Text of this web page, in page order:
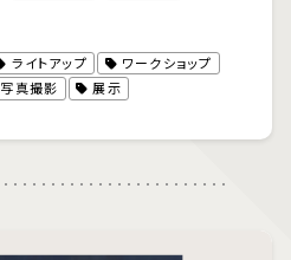
ライトアップ
ワークショップ
写真撮影 展示